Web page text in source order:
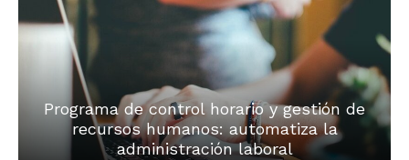
Programa de control horario y gestión de
recursos humanos: automatiza la
administración laboral